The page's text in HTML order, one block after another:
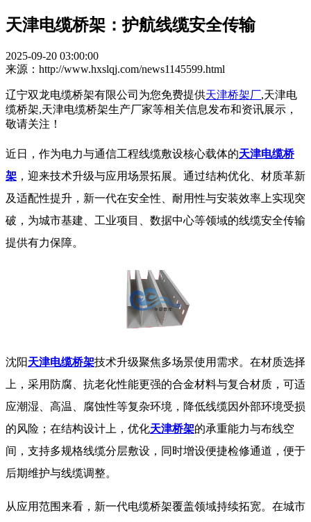
天津电缆桥架：护航线缆安全传输
2025-09-20 03:00:00
来源：http://www.hxslqj.com/news1145599.html
辽宁双龙电缆桥架有限公司为您免费提供天津桥架厂,天津电
缆桥架,天津电缆桥架生产厂家等相关信息发布和资讯展示，
敬请关注！
近日，作为电力与通信工程线缆敷设核心载体的天津电缆桥
架 ，迎来技术升级与应用场景拓展。通过结构优化、材质革新
及适配性提升，新一代在安全性、耐用性与安装效率上实现突
破，为城市基建、工业项目、数据中心等领域的线缆安全传输
提供有力保障。
沈阳天津电缆桥架技术升级聚焦多场景使用需求。在材质选择
上，采用防腐、抗老化性能更强的合金材料与复合材质，可适
应潮湿、高温、腐蚀性等复杂环境，降低线缆因外部环境受损
的风险；在结构设计上，优化天津桥架的承重能力与布线空
间，支持多规格线缆分层敷设，同时增设便捷检修通道，便于
后期维护与线缆调整。
从应用范围来看，新一代电缆桥架覆盖领域持续拓宽。在城市